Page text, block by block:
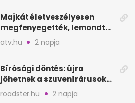
Majkát életveszélyesen
megfenyegették, lemondta
a sepsiszentgyörgyi
atv.hu 2 napja
Bírósági döntés: újra
jöhetnek a szuvenírárusok
Európa ikonikus helyére
roadster.hu 2 napja